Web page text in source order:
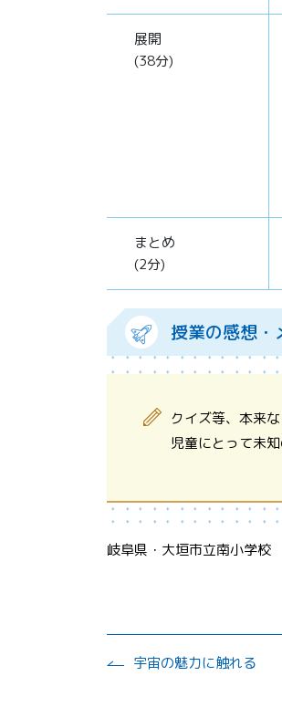
展開
(38分)
まとめ
(2分)
授業の感想・
クイズ等、本来
児童にとって未
岐阜県・大垣市立南小学校
宇宙の魅力に触れる